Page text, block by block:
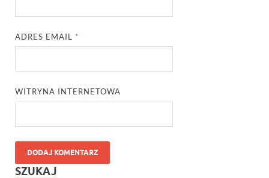
ADRES EMAIL *
WITRYNA INTERNETOWA
SZUKAJ